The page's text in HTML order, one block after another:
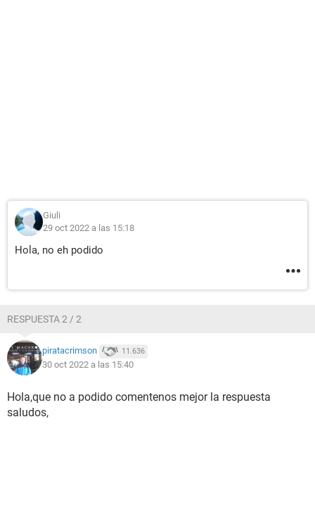
Giuli
29 oct 2022 a las 15:18
Hola, no eh podido
RESPUESTA 2 / 2
piratacrimson 11.636
30 oct 2022 a las 15:40
Hola,que no a podido comentenos mejor la respuesta
saludos,